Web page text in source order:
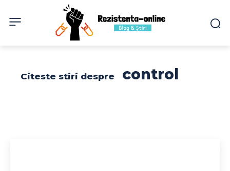
Citeste stiri despre control